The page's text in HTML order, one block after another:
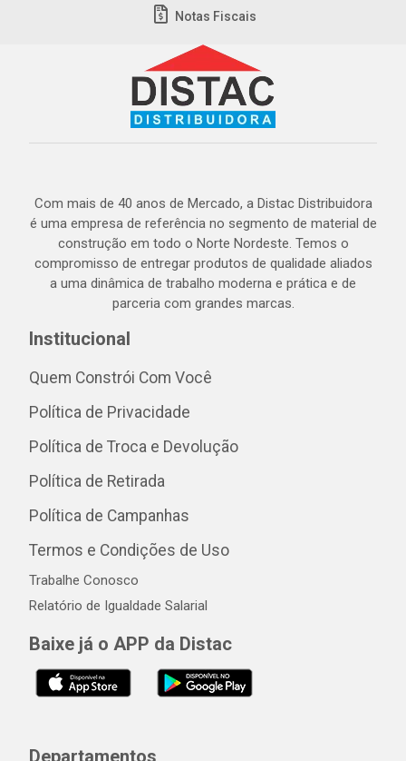
Notas Fiscais
Com mais de 40 anos de Mercado, a Distac Distribuidora
é uma empresa de referência no segmento de material de
construção em todo o Norte Nordeste. Temos o
compromisso de entregar produtos de qualidade aliados
a uma dinâmica de trabalho moderna e prática e de
parceria com grandes marcas.
Institucional
Quem Constrói Com Você
Política de Privacidade
Política de Troca e Devolução
Política de Retirada
Política de Campanhas
Termos e Condições de Uso
Trabalhe Conosco
Relatório de Igualdade Salarial
Baixe já o APP da Distac
Departamentos